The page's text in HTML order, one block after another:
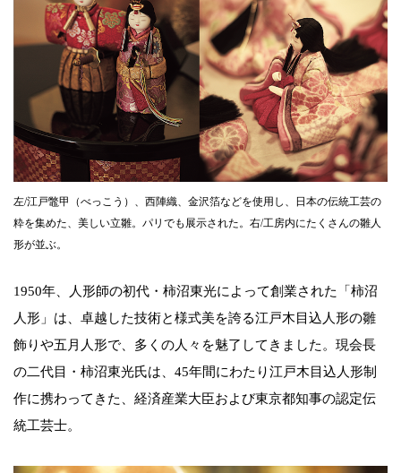
左/江戸鼈甲（べっこう）、西陣織、金沢箔などを使用し、日本の伝統工芸の
粋を集めた、美しい立雛。パリでも展示された。右/工房内にたくさんの雛人
形が並ぶ。
1950年、人形師の初代・柿沼東光によって創業された「柿沼
人形」は、卓越した技術と様式美を誇る江戸木目込人形の雛
飾りや五月人形で、多くの人々を魅了してきました。現会長
の二代目・柿沼東光氏は、45年間にわたり江戸木目込人形制
作に携わってきた、経済産業大臣および東京都知事の認定伝
統工芸士。